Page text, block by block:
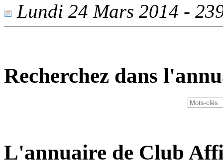
Lundi 24 Mars 2014 -
Recherchez dans
L'annuaire de Club